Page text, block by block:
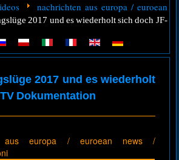
nachrichten aus europa / euroean
2017 und es wiederholt sich doch JF-
2017 und es wiederholt
Dokumentation
aus europa / euroean news/